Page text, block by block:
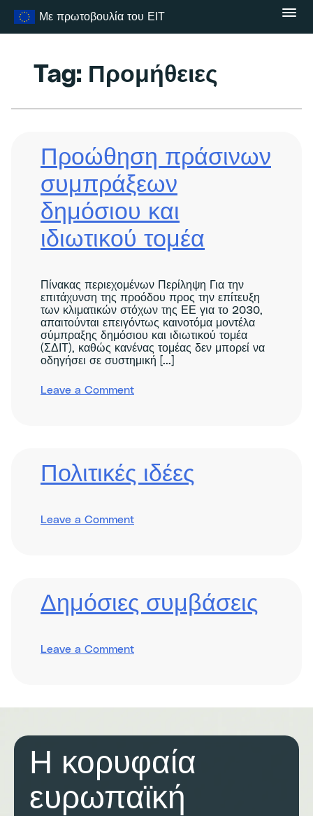
Με πρωτοβουλία του ΕΙΤ
Tag: Προμήθειες
Προώθηση πράσινων
συμπράξεων
δημόσιου και
ιδιωτικού τομέα
Πίνακας περιεχομένων Περίληψη Για την
επιτάχυνση της προόδου προς την επίτευξη
των κλιματικών στόχων της ΕΕ για το 2030,
απαιτούνται επειγόντως καινοτόμα μοντέλα
σύμπραξης δημόσιου και ιδιωτικού τομέα
(ΣΔΙΤ), καθώς κανένας τομέας δεν μπορεί να
οδηγήσει σε συστημική [...]
Leave a Commenton
Πολιτικές ιδέες
Leave a Commenton
Δημόσιες συμβάσεις
Leave a Commenton
Η κορυφαία
ευρωπαϊκή